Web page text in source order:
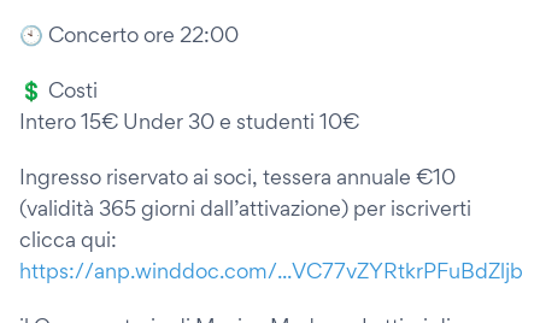
🕙 Concerto ore 22:00
💲 Costi
Intero 15€ Under 30 e studenti 10€
Ingresso riservato ai soci, tessera annuale €10
(validità 365 giorni dall’attivazione) per iscriverti
clicca qui:
https://anp.winddoc.com/...VC77vZYRtkrPFuBdZljb